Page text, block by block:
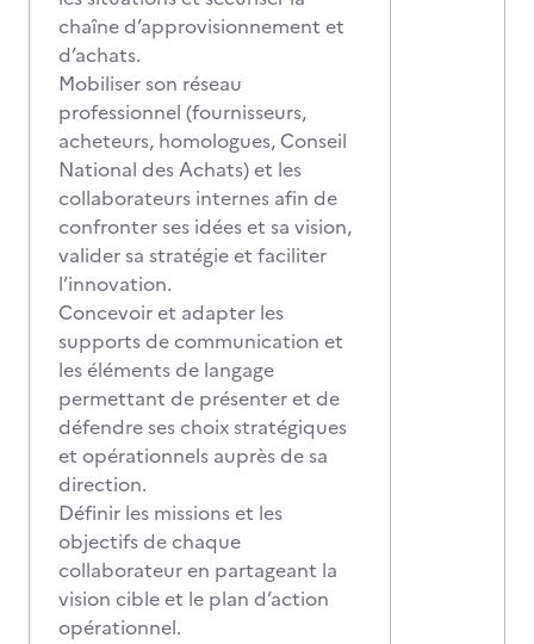
chaîne d’approvisionnement et
d’achats.
Mobiliser son réseau
professionnel (fournisseurs,
acheteurs, homologues, Conseil
National des Achats) et les
collaborateurs internes afin de
confronter ses idées et sa vision,
valider sa stratégie et faciliter
l’innovation.
Concevoir et adapter les
supports de communication et
les éléments de langage
permettant de présenter et de
défendre ses choix stratégiques
et opérationnels auprès de sa
direction.
Définir les missions et les
objectifs de chaque
collaborateur en partageant la
vision cible et le plan d’action
opérationnel.